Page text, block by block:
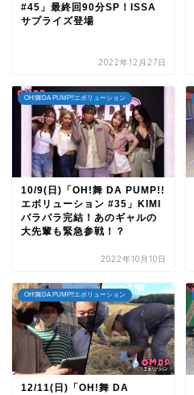
#45」最終回90分SP！ISSA
サプライズ登場
2022年12月27日
OH!舞DA PUMP!!エボリューション
10/9(日)「OH!舞 DA PUMP!!
エボリューション #35」KIMI
パラパラ完結！あのギャルの
大先輩も緊急参戦！？
2022年10月10日
OH!舞DA PUMP!!エボリューション
12/11(日)「OH!舞 DA